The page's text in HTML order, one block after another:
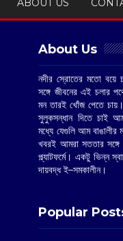
ABOUT US
About Us
নদীর স্রোতের মতো বয়ে
সঙ্গে জীবনের এই চলার
মন তারই খোঁজ পেতে
সুলুকসন্ধান দিতে চাই
মধ্যে যেগুলি আম বাঙালীর
খবরই আমরা সততার
প্ল্যাটফর্মে। একটু ভিন্ন
দায়বদ্ধ ই–সমকালীন।
Popular